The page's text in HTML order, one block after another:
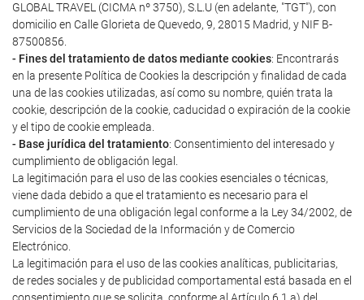
GLOBAL TRAVEL (CICMA nº 3750), S.L.U (en adelante, "TGT"), con
domicilio en Calle Glorieta de Quevedo, 9, 28015 Madrid, y NIF B-
87500856.
- Fines del tratamiento de datos mediante cookies: Encontrarás
en la presente Política de Cookies la descripción y finalidad de cada
una de las cookies utilizadas, así como su nombre, quién trata la
cookie, descripción de la cookie, caducidad o expiración de la cookie
y el tipo de cookie empleada.
- Base jurídica del tratamiento: Consentimiento del interesado y
cumplimiento de obligación legal.
La legitimación para el uso de las cookies esenciales o técnicas,
viene dada debido a que el tratamiento es necesario para el
cumplimiento de una obligación legal conforme a la Ley 34/2002, de
Servicios de la Sociedad de la Información y de Comercio
Electrónico.
La legitimación para el uso de las cookies analíticas, publicitarias,
de redes sociales y de publicidad comportamental está basada en el